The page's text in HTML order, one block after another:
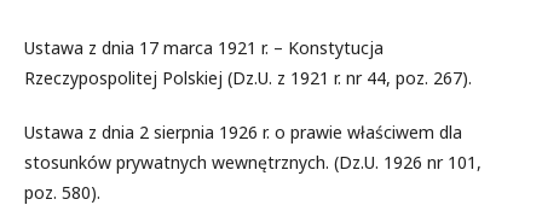
Ustawa z dnia 17 marca 1921 r. – Konstytucja
Rzeczypospolitej Polskiej (Dz.U. z 1921 r. nr 44, poz. 267).
Ustawa z dnia 2 sierpnia 1926 r. o prawie właściwem dla
stosunków prywatnych wewnętrznych. (Dz.U. 1926 nr 101,
poz. 580).